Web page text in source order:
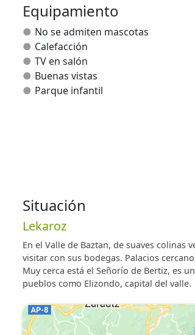
En la planta baja dispone de un
con barbacoa, hamacas, mesa,
Idiomas: Euskera, castellano y frances.
Equipamiento
No se admiten mascotas
Calefacción
TV en salón
Buenas vistas
Parque infantil
Situación
Lekaroz
En el Valle de Baztan, de suaves
visitar con sus bodegas. Palacios
Muy cerca está el Señorío de Bertiz, es
pueblos como Elizondo, capital del valle.